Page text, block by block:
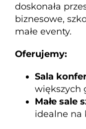
doskonała
biznesowe,
małe eventy.
Oferujemy:
Sala
większych
Małe sale
idealne na